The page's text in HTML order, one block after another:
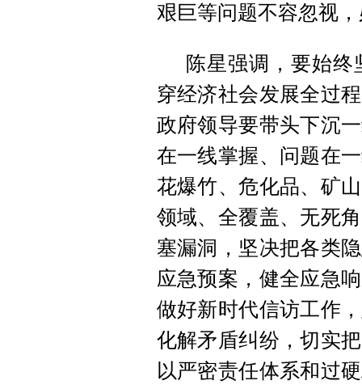
艰巨等问题不容忽视
陈星强调，要始
穿经济社会发展全过
政府领导要带头下沉
在一线掌握、问题在
花爆竹、危化品、矿
领域、全覆盖、无死
塞漏洞，坚决把各类
应急预案，健全应急
做好新时代信访工作
化解矛盾纠纷，切实
以严密责任体系和过